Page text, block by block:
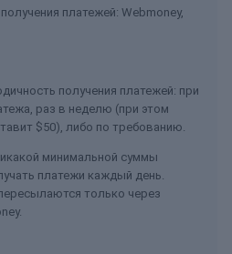
платежей: Webmoney,
получения платежей: при
раз в неделю (при этом
$50), либо по требованию.
минимальной суммы
платежи каждый день.
только через